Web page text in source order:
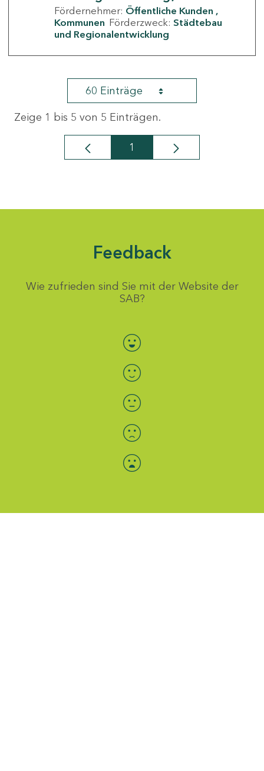
Fördernehmer: Öffentliche Kunden
Kommunen Förderzweck: Städtebau
und Regionalentwicklung
60 Einträge
Zeige 1 bis 5 von 5 Einträgen.
Seite
1
Feedback
Wie zufrieden sind Sie mit der Website der
SAB?
Bewertung auswählen